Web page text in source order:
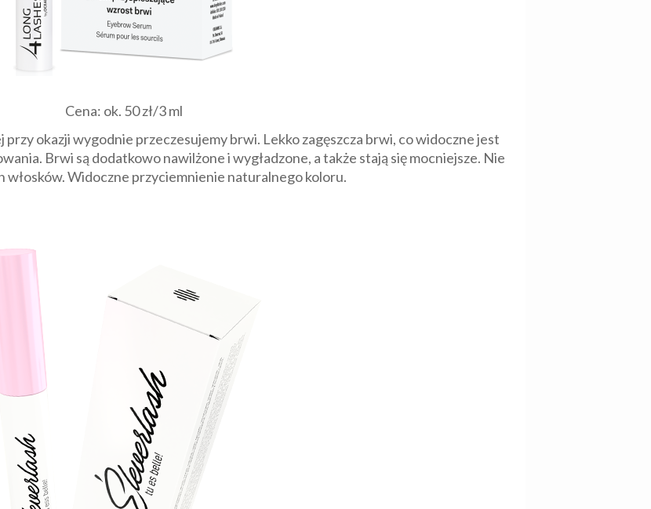
Cena: ok. 50 zł/3 ml
okazji wygodnie przeczesujemy brwi. Lekko zagęszcza brwi, co widoczne jest
Brwi są dodatkowo nawilżone i wygładzone, a także stają się mocniejsze. Nie
Widoczne przyciemnienie naturalnego koloru.